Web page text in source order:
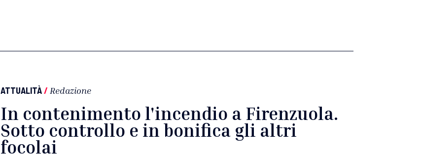
ATTUALITÀ/ Redazione
In contenimento l'incendio a Firenzuola.
Sotto controllo e in bonifica gli altri
focolai